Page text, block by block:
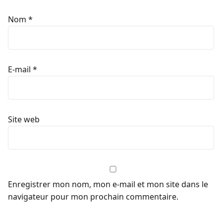
Nom *
E-mail *
Site web
Enregistrer mon nom, mon e-mail et mon site dans le
navigateur pour mon prochain commentaire.